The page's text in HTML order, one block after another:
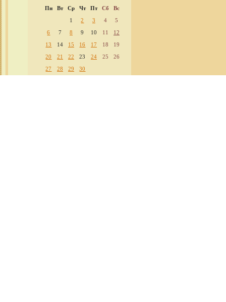
Пн
Вт Ср Чт Пт Сб
Вс
1
2 3 4
5
6
7 8 9 10 11
12
13
14 15 16 17 18
19
20
21 22 23 24 25
26
27
28 29 30